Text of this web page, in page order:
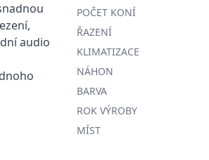
audio
POČET KONÍ
ŘAZENÍ
KLIMATIZACE
NÁHON
BARVA
ROK VÝROBY
MÍST